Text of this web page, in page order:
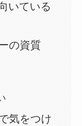
いている
の資質
気をつけ